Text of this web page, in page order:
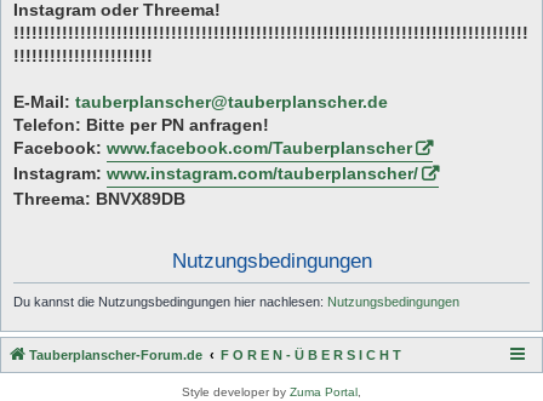
Instagram oder Threema!
!!!!!!!!!!!!!!!!!!!!!!!!!!!!!!!!!!!!!!!!!!!!!!!!!!!!!!!!!!!!!!!!!!!!!!!!!!!!!!!!!!!!!
!!!!!!!!!!!!!!!!!!!!!!!
E-Mail: tauberplanscher@tauberplanscher.de
Telefon: Bitte per PN anfragen!
Facebook: www.facebook.com/Tauberplanscher
Instagram: www.instagram.com/tauberplanscher/
Threema: BNVX89DB
Nutzungsbedingungen
Du kannst die Nutzungsbedingungen hier nachlesen: Nutzungsbedingungen
Tauberplanscher-Forum.de F O R E N - Ü B E R S I C H T
Style developer by Zuma Portal